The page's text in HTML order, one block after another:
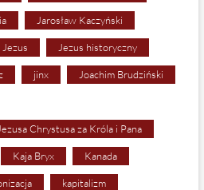
Jarosław Kaczyński
Jezus Jezus historyczny
jinx Joachim Brudziński
Chrystusa za Króla i Pana
Kaja Bryx Kanada
kapitalizm